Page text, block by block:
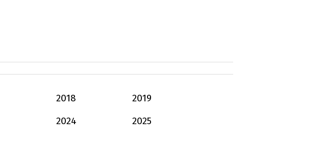
2018
2019
2024
2025